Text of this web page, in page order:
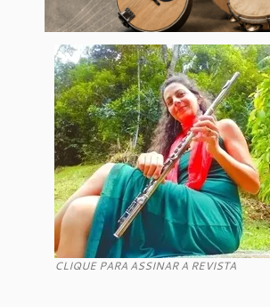
CLIQUE PARA ASSINAR A REVISTA